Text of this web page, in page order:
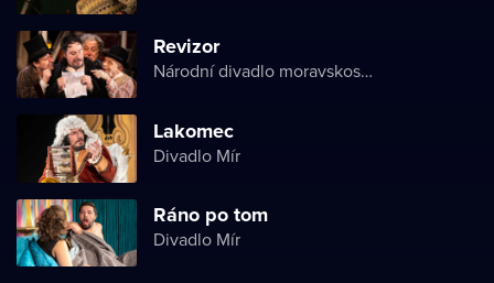
Revizor
Národní divadlo moravskoslezské
Lakomec
Divadlo Mír
Ráno po tom
Divadlo Mír